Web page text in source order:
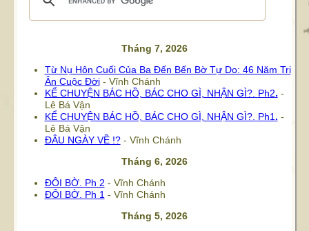
Tháng 7, 2026
Từ Nụ Hôn Cuối Của Ba Đến Bến Bờ Tự Do: 46 Năm Tri
Ân Cuộc Đời- Vĩnh Chánh
KỂ CHUYỆN BÁC HỒ, BÁC CHO GÌ, NHẬN GÌ?. Ph2. -
Lê Bá Vận
KỂ CHUYỆN BÁC HỒ, BÁC CHO GÌ, NHẬN GÌ?. Ph1 . -
Lê Bá Vận
ĐÂU NGÀY VỀ !?- Vĩnh Chánh
Tháng 6, 2026
ĐÔI BỜ. Ph 2 - Vĩnh Chánh
ĐÔI BỜ. Ph 1 - Vĩnh Chánh
Tháng 5, 2026